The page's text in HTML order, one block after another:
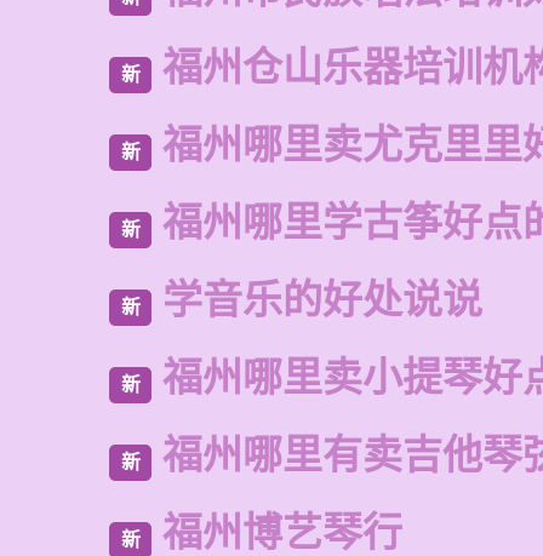
新 福州仓山乐器培训机
新 福州哪里卖尤克里里
新 福州哪里学古筝好点
新 学音乐的好处说说
新 福州哪里卖小提琴好
新 福州哪里有卖吉他琴
新 福州博艺琴行